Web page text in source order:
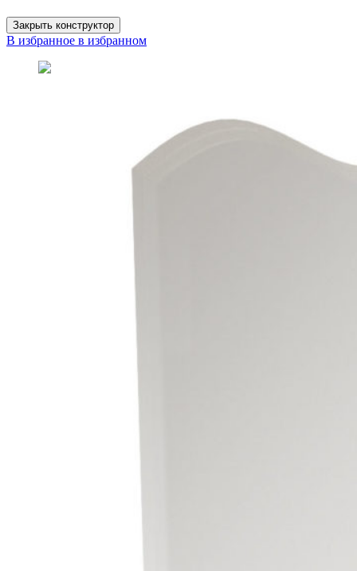
Закрыть конструктор
В избранное в избранном